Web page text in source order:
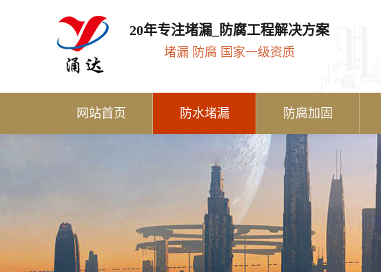
20年专注堵漏_防腐工程解决方案
堵漏 防腐 国家一级资质
网站首页 防水堵漏 防腐加固